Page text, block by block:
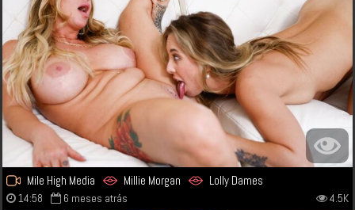
Mile High Media Millie Morgan Lolly Dames
14:58 6 meses atrás 4.5K